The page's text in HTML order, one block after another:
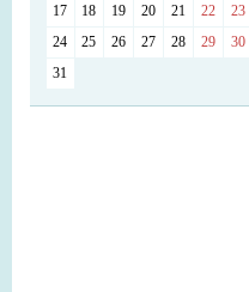
17
18 19 20 21 22
23
24
25 26 27 28 29
30
31